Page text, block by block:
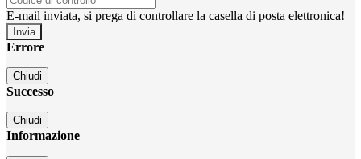
E-mail inviata, si prega di controllare la casella di posta elettronica!
Errore
Chiudi
Successo
Chiudi
Informazione